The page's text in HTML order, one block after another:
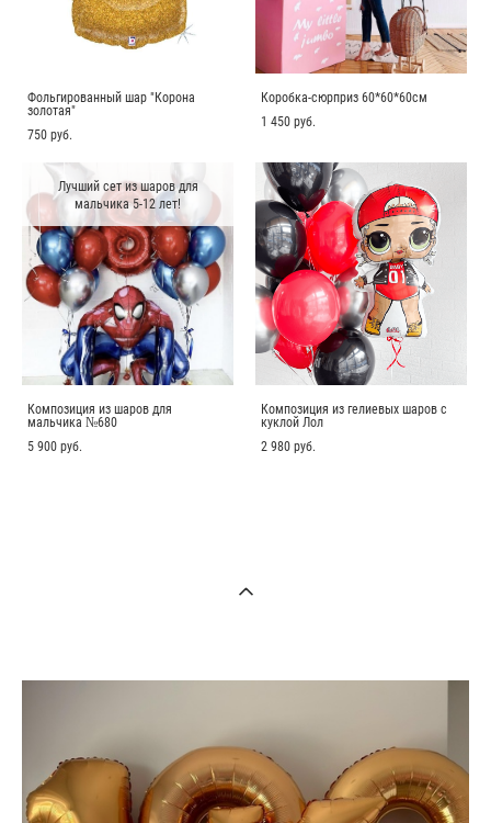
Фольгированный шар "Корона
золотая"
750 pуб.
Коробка-сюрприз 60*60*60см
1 450 pуб.
Лучший сет из шаров для
мальчика 5-12 лет!
Композиция из шаров для
мальчика №680
5 900 pуб.
Композиция из гелиевых шаров с
куклой Лол
2 980 pуб.